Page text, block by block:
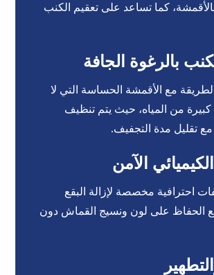
كما تساعد على تعقيم الكنب
بالرغوة الجافة
مع الأقمشة الحساسة التي لا
من المياه، حيث يتم تنظيف
تقليل مدة التجفيف.
الآمن
احترافية مخصصة لإزالة البقع
الحفاظ على لون ونسيج القماش دون